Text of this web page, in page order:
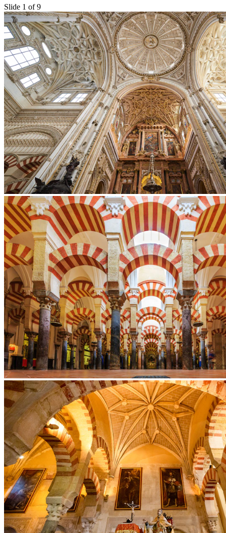
Slide 1 of 9